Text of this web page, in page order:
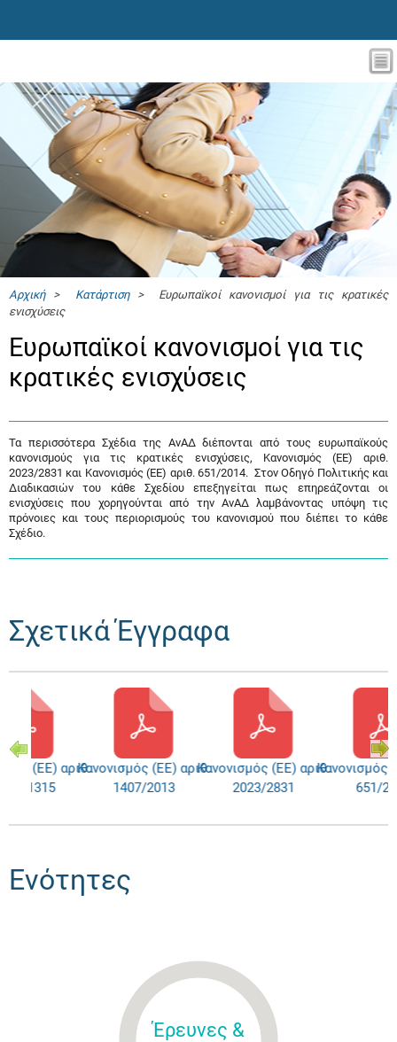
Αρχική> Κατάρτιση> Ευρωπαϊκοί κανονισμοί για τις κρατικές
ενισχύσεις
Ευρωπαϊκοί κανονισμοί για τις
κρατικές ενισχύσεις
Τα περισσότερα Σχέδια της ΑνΑΔ διέπονται από τους ευρωπαϊκούς
κανονισμούς για τις κρατικές ενισχύσεις, Κανονισμός (ΕΕ) αριθ.
2023/2831 και Κανονισμός (ΕΕ) αριθ. 651/2014. Στον Οδηγό Πολιτικής και
Διαδικασιών του κάθε Σχεδίου επεξηγείται πως επηρεάζονται οι
ενισχύσεις που χορηγούνται από την ΑνΑΔ λαμβάνοντας υπόψη τις
πρόνοιες και τους περιορισμούς του κανονισμού που διέπει το κάθε
Σχέδιο.
Σχετικά Έγγραφα
(ΕΕ) αριθ.
1315
Κανονισμός (ΕΕ) αριθ.
1407/2013
Κανονισμός (ΕΕ) αριθ.
2023/2831
Κανονισμός
651/2014
Ενότητες
Έρευνες &